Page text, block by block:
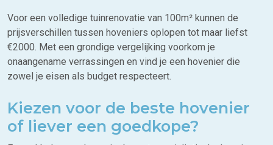
Voor een volledige tuinrenovatie van 100m² kunnen de
prijsverschillen tussen hoveniers oplopen tot maar liefst
€2000. Met een grondige vergelijking voorkom je
onaangename verrassingen en vind je een hovenier die
zowel je eisen als budget respecteert.
Kiezen voor de beste hovenier
of liever een goedkope?